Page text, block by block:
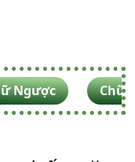
Ngược Chữ